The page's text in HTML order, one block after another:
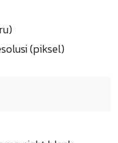
(piksel)